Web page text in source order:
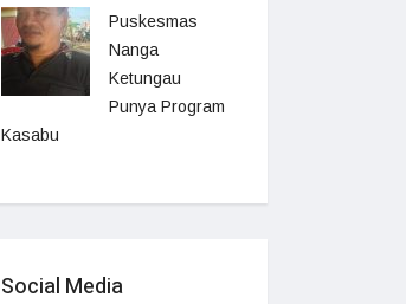
Puskesmas
Nanga
Ketungau
Punya Program
Kasabu
Social Media